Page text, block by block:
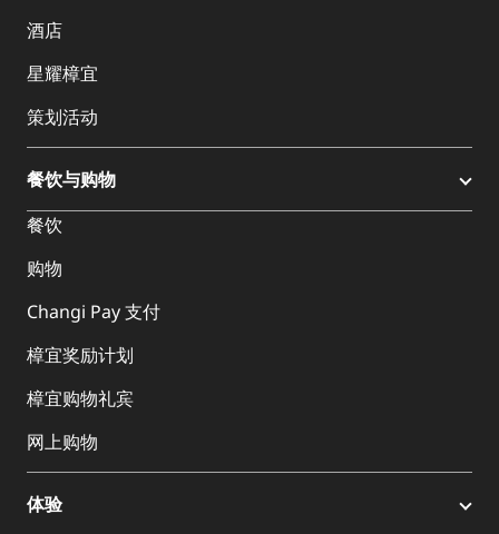
酒店
星耀樟宜
策划活动
餐饮与购物
餐饮
购物
Changi Pay 支付
樟宜奖励计划
樟宜购物礼宾
网上购物
体验